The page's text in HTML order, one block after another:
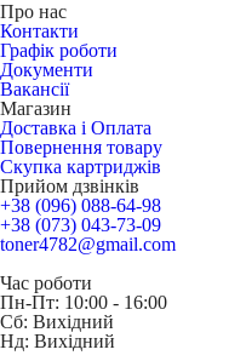
Про нас
Контакти
Графік роботи
Документи
Вакансії
Магазин
Доставка і Оплата
Повернення товару
Скупка картриджів
Прийом дзвінків
+38 (096) 088-64-98
+38 (073) 043-73-09
toner4782@gmail.com
Час роботи
Пн-Пт: 10:00 - 16:00
Сб: Вихідний
Нд: Вихідний